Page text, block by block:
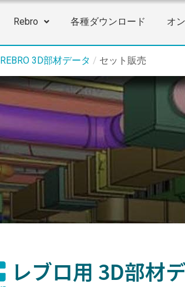
Rebro 各種ダウンロード オ
REBRO 3D部材データ / セット販売
レブロ用 3D部材